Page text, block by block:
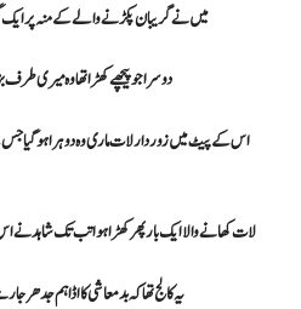
میں نے گریبان پکڑنے والے کے منہ پر ایک
دوسرا جو پیچھے کھڑا تھا وہ میری
اس کے پیٹ میں زور دار لات ماری وہ دوہرا ہو گیا جس کے
لات کھانے والا ایک بار پھر کھڑا ہوا تب تک شاہد نے
یہ کالج تھا کہ بدمعاشی کا اڈا ہم جدھر جا